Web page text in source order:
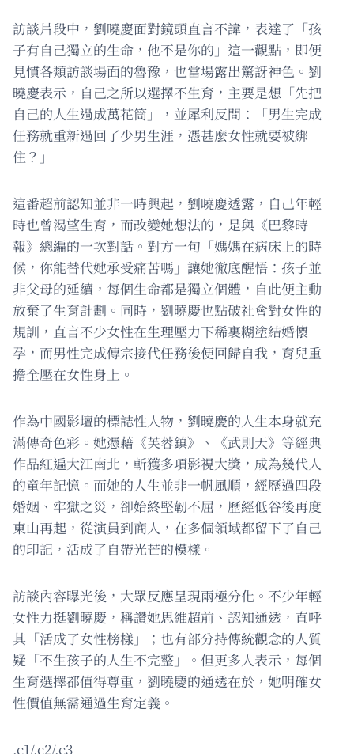
訪談片段中，劉曉慶面對鏡頭直言不諱，表達了「孩
子有自己獨立的生命，他不是你的」這一觀點，即便
見慣各類訪談場面的魯豫，也當場露出驚訝神色。劉
曉慶表示，自己之所以選擇不生育，主要是想「先把
自己的人生過成萬花筒」，並犀利反問：「男生完成
任務就重新過回了少男生涯，憑甚麼女性就要被綁
住？」
這番超前認知並非一時興起，劉曉慶透露，自己年輕
時也曾渴望生育，而改變她想法的，是與《巴黎時
報》總編的一次對話。對方一句「媽媽在病床上的時
候，你能替代她承受痛苦嗎」讓她徹底醒悟：孩子並
非父母的延續，每個生命都是獨立個體，自此便主動
放棄了生育計劃。同時，劉曉慶也點破社會對女性的
規訓，直言不少女性在生理壓力下稀裏糊塗結婚懷
孕，而男性完成傳宗接代任務後便回歸自我，育兒重
擔全壓在女性身上。
作為中國影壇的標誌性人物，劉曉慶的人生本身就充
滿傳奇色彩。她憑藉《芙蓉鎮》、《武則天》等經典
作品紅遍大江南北，斬獲多項影視大獎，成為幾代人
的童年記憶。而她的人生並非一帆風順，經歷過四段
婚姻、牢獄之災，卻始終堅韌不屈，歷經低谷後再度
東山再起，從演員到商人，在多個領域都留下了自己
的印記，活成了自帶光芒的模樣。
訪談內容曝光後，大眾反應呈現兩極分化。不少年輕
女性力挺劉曉慶，稱讚她思維超前、認知通透，直呼
其「活成了女性榜樣」；也有部分持傳統觀念的人質
疑「不生孩子的人生不完整」。但更多人表示，每個
生育選擇都值得尊重，劉曉慶的通透在於，她明確女
性價值無需通過生育定義。
.c1/.c2/.c3